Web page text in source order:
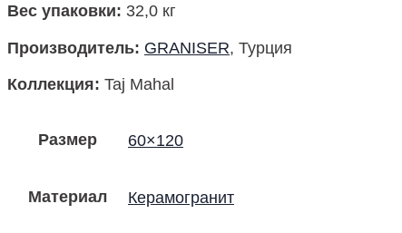
Вес упаковки: 32,0 кг
Производитель: GRANISER, Турция
Коллекция: Taj Mahal
Размер 60×120
Материал Керамогранит